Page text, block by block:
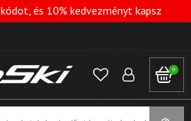
kódot, és 10% kedvezményt kapsz
0